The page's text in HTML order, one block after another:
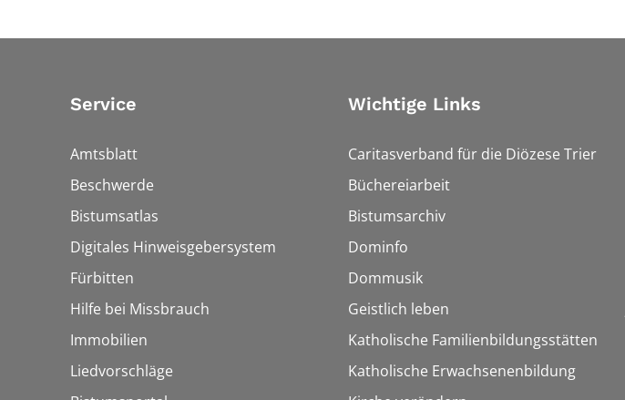
Service
Amtsblatt
Beschwerde
Bistumsatlas
Digitales Hinweisgebersystem
Fürbitten
Hilfe bei Missbrauch
Immobilien
Liedvorschläge
Wichtige Links
Caritasverband für die Diözese Trier
Büchereiarbeit
Bistumsarchiv
Dominfo
Dommusik
Geistlich leben
Katholische Familienbildungsstätten
Katholische Erwachsenenbildung